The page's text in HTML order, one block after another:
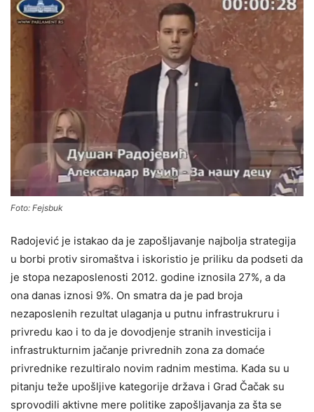
Foto: Fejsbuk
Radojević je istakao da je zapošljavanje najbolja strategija
u borbi protiv siromaštva i iskoristio je priliku da podseti da
je stopa nezaposlenosti 2012. godine iznosila 27%, a da
ona danas iznosi 9%. On smatra da je pad broja
nezaposlenih rezultat ulaganja u putnu infrastrukruru i
privredu kao i to da je dovodjenje stranih investicija i
infrastrukturnim jačanje privrednih zona za domaće
privrednike rezultiralo novim radnim mestima. Kada su u
pitanju teže upošljive kategorije država i Grad Čačak su
sprovodili aktivne mere politike zapošljavanja za šta se